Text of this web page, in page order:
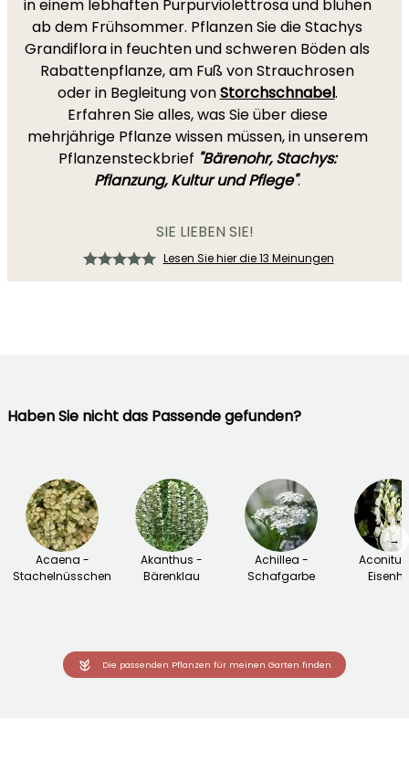
in einem lebhaften Purpurviolettrosa und blühen
ab dem Frühsommer. Pflanzen Sie die Stachys
Grandiflora in feuchten und schweren Böden als
Rabattenpflanze, am Fuß von Strauchrosen
oder in Begleitung vonStorchschnabel.
Erfahren Sie alles, was Sie über diese
mehrjährige Pflanze wissen müssen, in unserem
Pflanzensteckbrief "Bärenohr, Stachys:
Pflanzung, Kultur und Pflege".
SIE LIEBEN SIE!
Lesen Sie hier die 13 Meinungen
Haben Sie nicht das Passende gefunden?
Acaena -
Stachelnüsschen
Akanthus -
Bärenklau
Achillea -
Schafgarbe
→
Die passenden Pflanzen für meinen Garten finden